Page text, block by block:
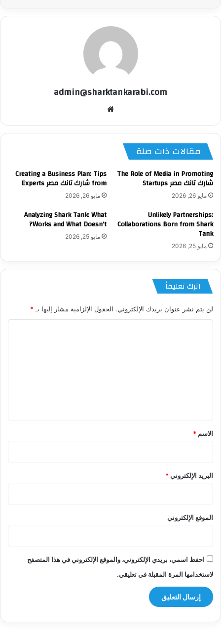
admin@sharktankarabi.com
مقالات ذات صلة
The Role of Media in Promoting
شارك تانك مصر Startups
مايو 26, 2026
Creating a Business Plan: Tips
from شارك تانك مصر Experts
مايو 26, 2026
Unlikely Partnerships:
Collaborations Born from Shark
Tank
مايو 25, 2026
Analyzing Shark Tank: What
Works and What Doesn’t?
مايو 25, 2026
اترك تعليقاً
لن يتم نشر عنوان بريدك الإلكتروني. الحقول الإلزامية مشار إليها بـ *
*
الاسم *
البريد الإلكتروني*
الموقع الإلكتروني
احفظ اسمي، بريدي الإلكتروني، والموقع الإلكتروني في هذا المتصفح
لاستخدامها المرة المقبلة في تعليقي.